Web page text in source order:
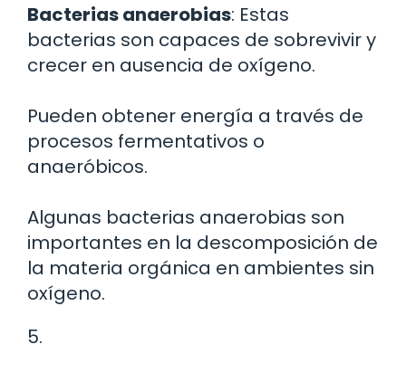
Bacterias anaerobias: Estas
bacterias son capaces de sobrevivir y
crecer en ausencia de oxígeno.
Pueden obtener energía a través de
procesos fermentativos o
anaeróbicos.
Algunas bacterias anaerobias son
importantes en la descomposición de
la materia orgánica en ambientes sin
oxígeno.
5.